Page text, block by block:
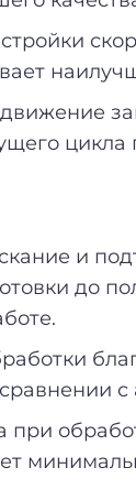
цикла
и
до